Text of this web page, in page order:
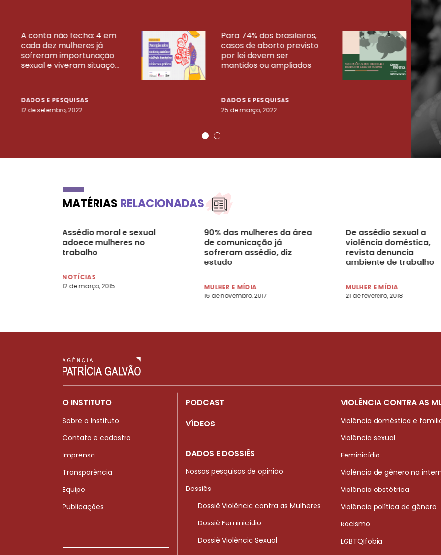
A conta não fecha: 4 em
cada dez mulheres já
sofreram importunação
sexual e viveram situaçõ...
DADOS E PESQUISAS
12 de setembro, 2022
Para 74% dos brasileiros,
casos de aborto previsto
por lei devem ser
mantidos ou ampliados
DADOS E PESQUISAS
25 de março, 2022
23
VEJA MAIS PESQUISAS
MATÉRIAS RELACIONADAS
Assédio moral e sexual
adoece mulheres no
trabalho
NOTÍCIAS
12 de março, 2015
90% das mulheres da área
de comunicação já
sofreram assédio, diz
estudo
MULHER E MÍDIA
16 de novembro, 2017
De assédio sexual a
violência doméstica,
revista denuncia
ambiente de trabalho
MULHER E MÍDIA
21 de fevereiro, 2018
O INSTITUTO
Sobre o Instituto
Contato e cadastro
Imprensa
Transparência
Equipe
Publicações
PODCAST
VÍDEOS
DADOS E DOSSIÊS
Nossas pesquisas de opinião
Dossiês
Dossiê Violência contra as Mulheres
Dossiê Feminicídio
Dossiê Violência Sexual
VIOLÊNCIA CONTRA AS
Violência doméstica e
Violência sexual
Feminicídio
Violência de gênero na
Violência obstétrica
Violência política de gênero
Racismo
LGBTQIfobia